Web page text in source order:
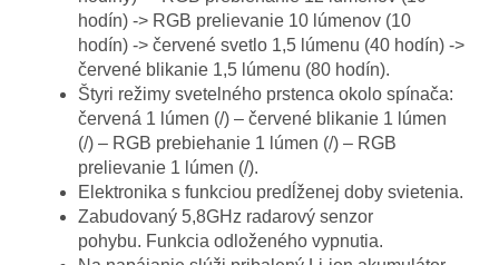
hodín) -> RGB prelievanie 10 lúmenov (10
hodín) -> červené svetlo 1,5 lúmenu (40 hodín) ->
červené blikanie 1,5 lúmenu (80 hodín).
Štyri režimy svetelného prstenca okolo spínača:
červená 1 lúmen (/) – červené blikanie 1 lúmen
(/) – RGB prebiehanie 1 lúmen (/) – RGB
prelievanie 1 lúmen (/).
Elektronika s funkciou predĺženej doby svietenia.
Zabudovaný 5,8GHz radarový senzor
pohybu. Funkcia odloženého vypnutia.